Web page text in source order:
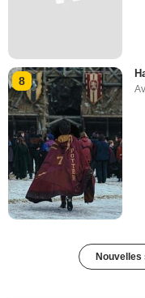
8
Nouvelles